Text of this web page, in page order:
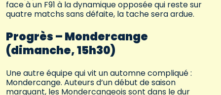
face à un F91 à la dynamique opposée qui reste sur
quatre matchs sans défaite, la tache sera ardue.
Progrès – Mondercange
(dimanche, 15h30)
Une autre équipe qui vit un automne compliqué :
Mondercange. Auteurs d’un début de saison
marquant, les Mondercangeois sont dans le dur